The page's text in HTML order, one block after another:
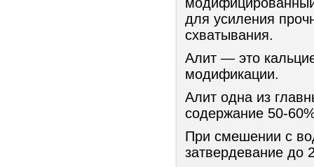
для усиления
схватывания.
Алит — это
модификации.
Алит одна из
содержание 50-
При смешении с
затвердевание до